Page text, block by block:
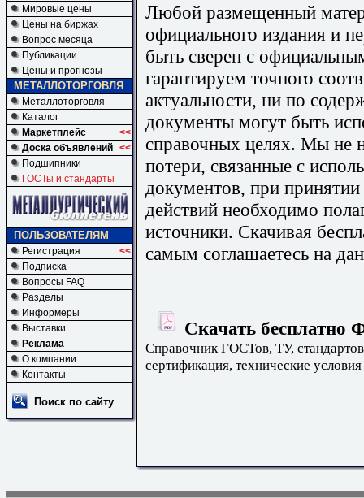
Мировые цены
Цены на биржах
Вопрос месяца
Публикации
Цены и прогнозы
МЕТАЛЛОТОРГОВЛЯ
Металлоторговля
Каталог
Маркетплейс
<<
Доска объявлений <<
Подшипники
ГОСТы и стандарты
ПОЛЬЗОВАТЕЛЯМ
Регистрация
<<
Подписка
Вопросы FAQ
Разделы
Информеры
Выставки
Реклама
О компании
Контакты
Поиск по сайту
Любой размещенный
официального издания и
быть сверен с
гарантируем точного
актуальности, ни по
документы могут быть
справочных целях. Мы не
потери, связанные с
документов, при
действий необходимо
источники. Скачивая
самым соглашаетесь на
Скачать бесплатно
Справочник ГОСТов, ТУ,
сертификация, технические условия